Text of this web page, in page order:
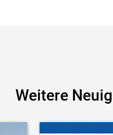
Weitere